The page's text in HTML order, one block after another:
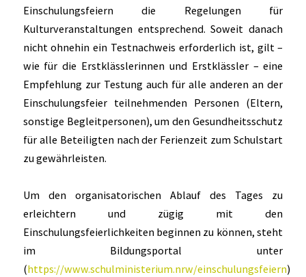
Einschulungsfeiern die Regelungen für
Kulturveranstaltungen entsprechend. Soweit danach
nicht ohnehin ein Testnachweis erforderlich ist, gilt –
wie für die Erstklässlerinnen und Erstklässler – eine
Empfehlung zur Testung auch für alle anderen an der
Einschulungsfeier teilnehmenden Personen (Eltern,
sonstige Begleitpersonen), um den Gesundheitsschutz
für alle Beteiligten nach der Ferienzeit zum Schulstart
zu gewährleisten.
Um den organisatorischen Ablauf des Tages zu
erleichtern und zügig mit den
Einschulungsfeierlichkeiten beginnen zu können, steht
im Bildungsportal unter
(https://www.schulministerium.nrw/einschulungsfeiern)